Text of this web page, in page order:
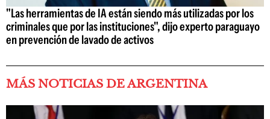
"Las herramientas de IA están siendo más utilizadas por los
criminales que por las instituciones", dijo experto paraguayo
en prevención de lavado de activos
MÁS NOTICIAS DE ARGENTINA